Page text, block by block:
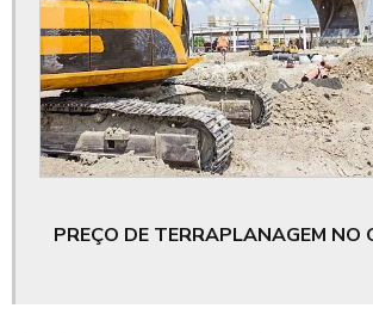
Empresas de supressão vegetal
Empresas de terraplanagem e pavimentação
Empresas especializadas em pavimentação
Equipamentos pesados para construção civil
PREÇO DE TERRAPLANAGEM NO